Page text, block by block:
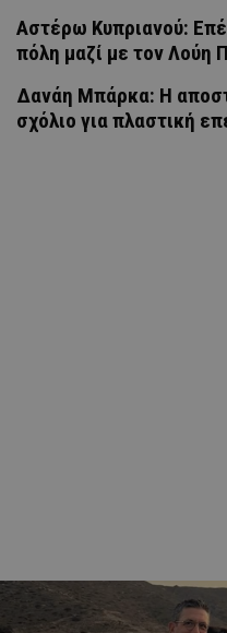
Αστέρω Κυπριανού:
πόλη μαζί με τον Λούη
Δανάη Μπάρκα: Η
σχόλιο για πλαστική